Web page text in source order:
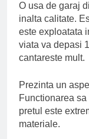
O usa de garaj
inalta calitate.
este exploatata
viata va depasi
cantareste mult.
Prezinta un
Functionarea
pretul este
materiale.